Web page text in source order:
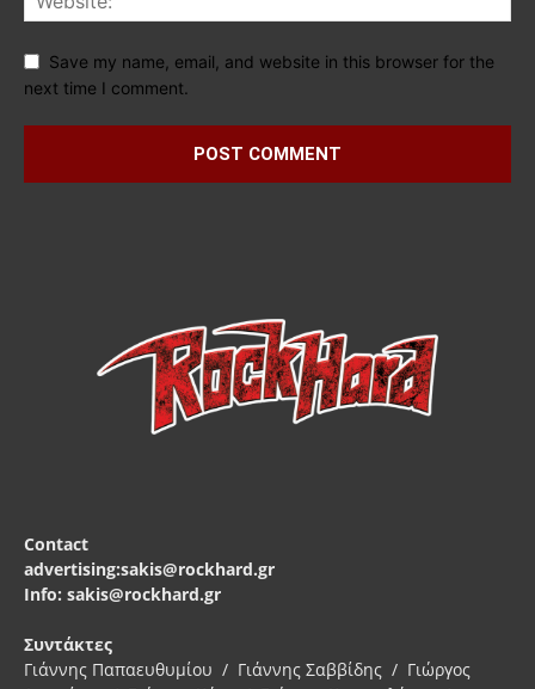
Save my name, email, and website in this browser for the
next time I comment.
Contact
advertising:sakis@rockhard.gr
Info: sakis@rockhard.gr
Συντάκτες
Γιάννης Παπαευθυμίου / Γιάννης Σαββίδης / Γιώργος